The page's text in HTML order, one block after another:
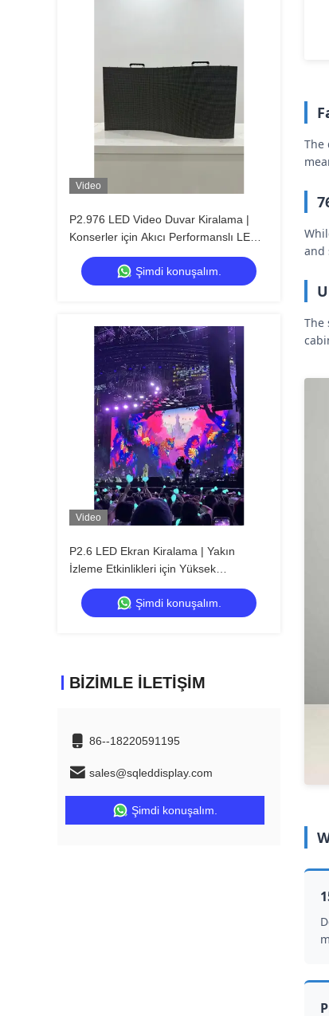
Video
P2.976 LED Video Duvar Kiralama |
Konserler için Akıcı Performanslı LED
Ekran
Şimdi konuşalım.
Video
P2.6 LED Ekran Kiralama | Yakın
İzleme Etkinlikleri için Yüksek
Çözünürlüklü LED Ekran
Şimdi konuşalım.
BIZIMLE İLETIŞIM
86--18220591195
sales@sqleddisplay.com
Şimdi konuşalım.
The
and
The